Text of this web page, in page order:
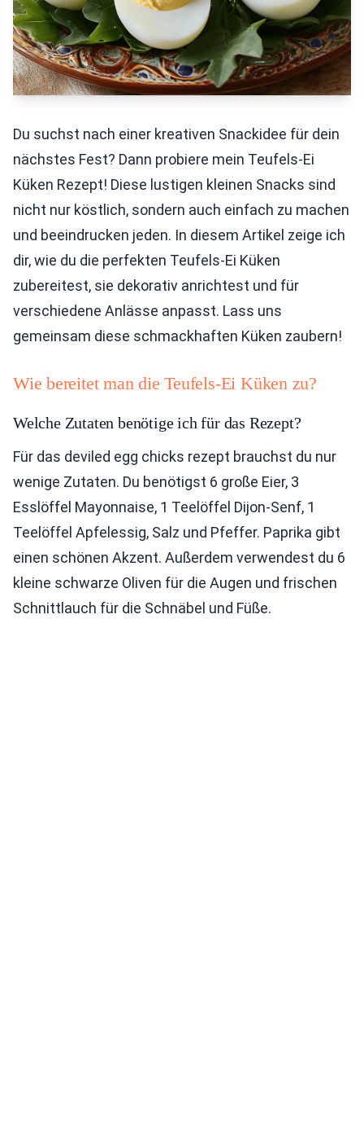
Du suchst nach einer kreativen Snackidee für dein
nächstes Fest? Dann probiere mein Teufels-Ei
Küken Rezept! Diese lustigen kleinen Snacks sind
nicht nur köstlich, sondern auch einfach zu machen
und beeindrucken jeden. In diesem Artikel zeige ich
dir, wie du die perfekten Teufels-Ei Küken
zubereitest, sie dekorativ anrichtest und für
verschiedene Anlässe anpasst. Lass uns
gemeinsam diese schmackhaften Küken zaubern!
Wie bereitet man die Teufels-Ei Küken zu?
Welche Zutaten benötige ich für das Rezept?
Für das deviled egg chicks rezept brauchst du nur
wenige Zutaten. Du benötigst 6 große Eier, 3
Esslöffel Mayonnaise, 1 Teelöffel Dijon-Senf, 1
Teelöffel Apfelessig, Salz und Pfeffer. Paprika gibt
einen schönen Akzent. Außerdem verwendest du 6
kleine schwarze Oliven für die Augen und frischen
Schnittlauch für die Schnäbel und Füße.